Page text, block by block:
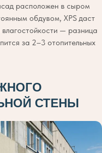
расположен в сыром
обдувом, XPS даст
— разница
за 2–3 отопительных
СТЕНЫ